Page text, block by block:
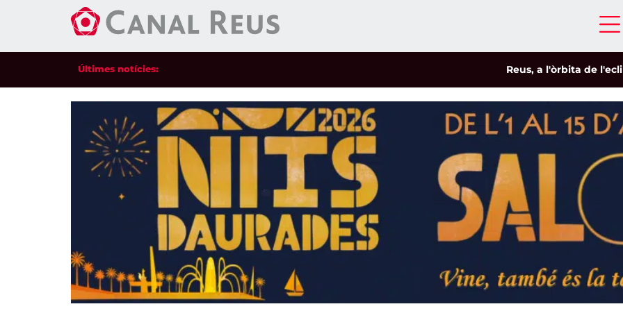
Últimes notícies: Reus, a l'òrbita de l'eclipsi|